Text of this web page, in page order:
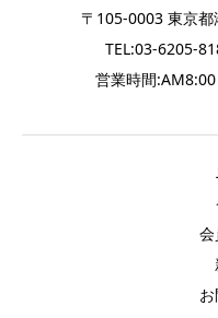
〒105-0003 東京
TEL:03-6205-
営業時間
会